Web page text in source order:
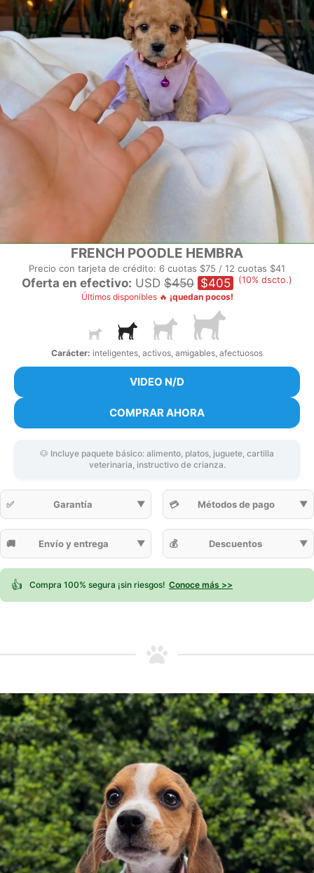
FRENCH POODLE HEMBRA
Precio con tarjeta de crédito: 6 cuotas $75 / 12 cuotas $41
Oferta en efectivo: USD $450 $405
(10% dscto.)
Últimos disponibles 🔥 ¡quedan pocos!
Carácter: inteligentes, activos, amigables, afectuosos
VIDEO N/D
COMPRAR AHORA
🐶 Incluye paquete básico: alimento, platos, juguete, cartilla
veterinaria, instructivo de crianza.
✅ Garantía ▼
🚚 Envío y entrega ▼
💳 Métodos de pago ▼
💰 Descuentos ▼
👍 Compra 100% segura ¡sin riesgos! Conoce más >>